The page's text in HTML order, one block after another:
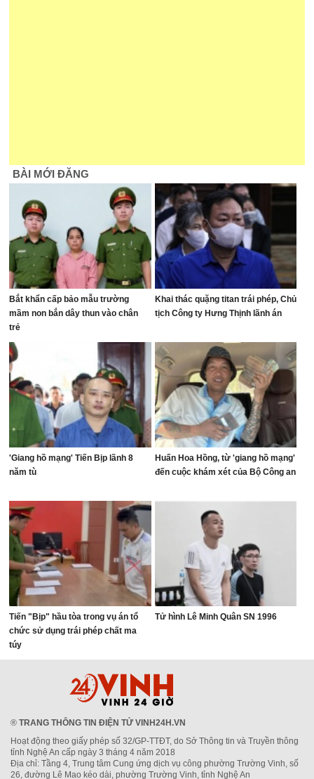
BÀI MỚI ĐĂNG
Bắt khẩn cấp bảo mẫu trường
mầm non bắn dây thun vào chân
trẻ
Khai thác quặng titan trái phép, Chủ
tịch Công ty Hưng Thịnh lãnh án
'Giang hồ mạng' Tiến Bịp lãnh 8
năm tù
Huấn Hoa Hồng, từ 'giang hồ mạng'
đến cuộc khám xét của Bộ Công an
Tiến "Bịp" hầu tòa trong vụ án tổ
chức sử dụng trái phép chất ma
túy
Tử hình Lê Minh Quân SN 1996
® TRANG THÔNG TIN ĐIỆN TỬ VINH24H.VN
Hoạt động theo giấy phép số 32/GP-TTĐT, do Sở Thông tin và Truyền thông
tỉnh Nghệ An cấp ngày 3 tháng 4 năm 2018
Địa chỉ: Tầng 4, Trung tâm Cung ứng dịch vụ công phường Trường Vinh, số
26, đường Lê Mao kéo dài, phường Trường Vinh, tỉnh Nghệ An